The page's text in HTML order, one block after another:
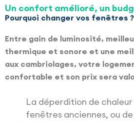
Un confort amélioré, un
Pourquoi changer vos fenêtres ?
Entre gain de luminosité,
thermique et sonore et une
aux cambriolages, votre
confortable et son prix sera
La déperdition de
fenêtres anciennes, ou